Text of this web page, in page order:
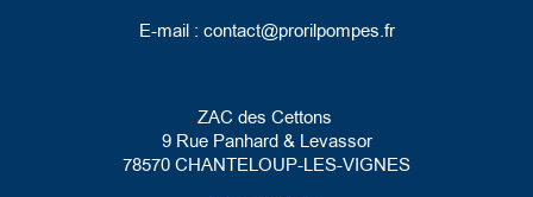
E-mail : contact@prorilpompes.fr
ZAC des Cettons
9 Rue Panhard& Levassor
78570 CHANTELOUP-LES-VIGNES